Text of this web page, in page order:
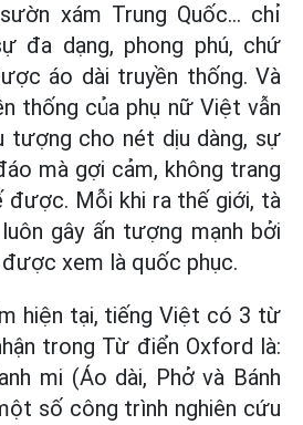
xám Trung Quốc... chỉ
đa dạng, phong phú, chứ
áo dài truyền thống. Và
thống của phụ nữ Việt vẫn
tượng cho nét dịu dàng, sự
mà gợi cảm, không trang
được. Mỗi khi ra thế giới, tà
gây ấn tượng mạnh bởi
xem là quốc phục.
hiện tại, tiếng Việt có 3 từ
trong Từ điển Oxford là:
mi (Áo dài, Phở và Bánh
số công trình nghiên cứu